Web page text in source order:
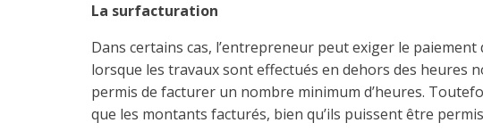
La surfacturation
Dans certains cas, l’entrepreneur peut exiger le
lorsque les travaux sont effectués en dehors des heures
permis de facturer un nombre minimum d’heures.
que les montants facturés, bien qu’ils puissent être